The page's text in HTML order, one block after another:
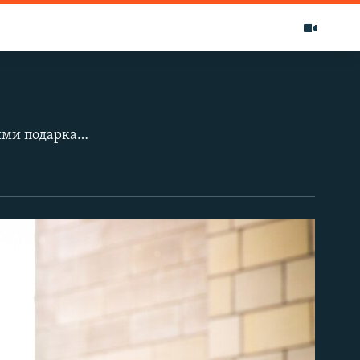
Украинские правозащитники отправили в Кремль посылку с «непраздничными подарками Путину». В посылку вошли энциклопедия нарушений прав человека в Крыму, отчеты о насильственных исчезновениях, о расовой дискриминации на полуострове, информация об обвинениях в отношении украинского активиста Владимира Балуха и о задержании на полуострове «украинских диверсантов».